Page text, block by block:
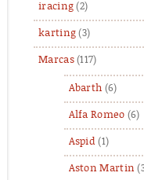
iracing (2)
karting (3)
Marcas(117)
Abarth (6)
Alfa Romeo (6)
Aspid (1)
Aston Martin